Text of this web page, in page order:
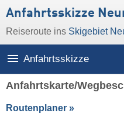
Anfahrtsskizze
Reiseroute ins Skigebiet
Anfahrtsskizze
Anfahrtskarte/
Routenplaner »